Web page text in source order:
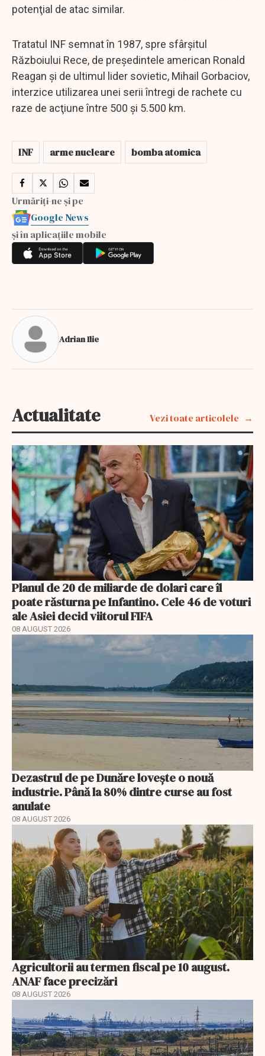
potenţial de atac similar.
Tratatul INF semnat în 1987, spre sfârşitul
Războiului Rece, de preşedintele american Ronald
Reagan şi de ultimul lider sovietic, Mihail Gorbaciov,
interzice utilizarea unei serii întregi de rachete cu
raze de acţiune între 500 şi 5.500 km.
INF arme nucleare bomba atomica
Urmăriți-ne și pe
Google News
și în aplicațiile mobile
Adrian Ilie
Actualitate Vezi toate articolele
Planul de 20 de miliarde de dolari care îl
poate răsturna pe Infantino. Cele 46 de voturi
ale Asiei decid viitorul FIFA
08 AUGUST 2026
Dezastrul de pe Dunăre lovește o nouă
industrie. Până la 80% dintre curse au fost
anulate
08 AUGUST 2026
Agricultorii au termen fiscal pe 10 august.
ANAF face precizări
08 AUGUST 2026